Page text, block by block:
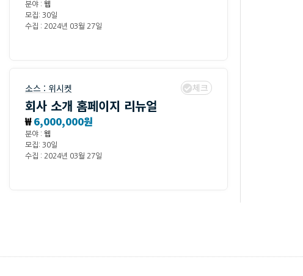
분야 : 웹
모집: 30일
수집 : 2024년 03월 27일
소스 : 위시켓 체크
회사 소개 홈페이지 리뉴얼
₩6,000,000원
분야 : 웹
모집: 30일
수집 : 2024년 03월 27일